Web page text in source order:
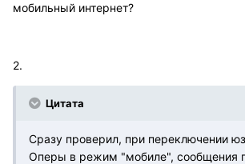
мобильный интернет?
2.
Цитата
Сразу проверил, при переключении
Оперы в режим "мобиле", сообщения